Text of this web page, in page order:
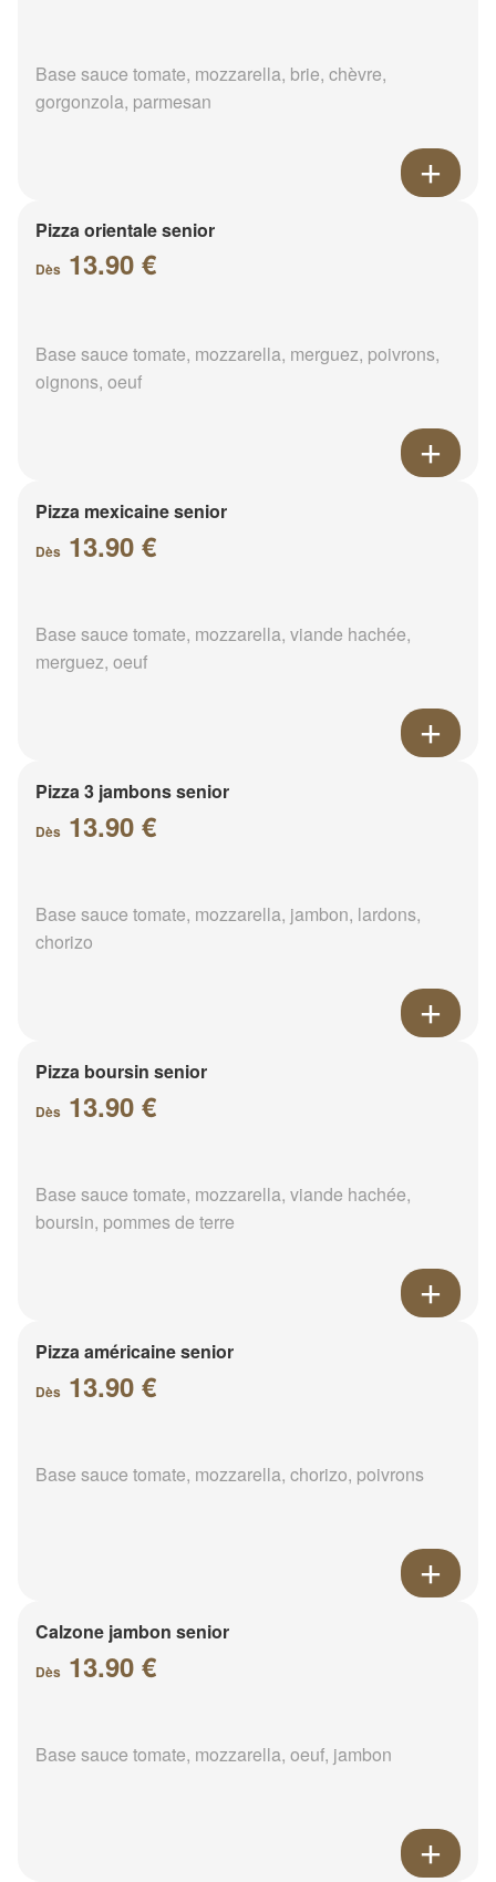
Base sauce tomate, mozzarella, brie, chèvre,
gorgonzola, parmesan
Pizza orientale senior
Dès 13.90 €
Base sauce tomate, mozzarella, merguez, poivrons,
oignons, oeuf
Pizza mexicaine senior
Dès 13.90 €
Base sauce tomate, mozzarella, viande hachée,
merguez, oeuf
Pizza 3 jambons senior
Dès 13.90 €
Base sauce tomate, mozzarella, jambon, lardons,
chorizo
Pizza boursin senior
Dès 13.90 €
Base sauce tomate, mozzarella, viande hachée,
boursin, pommes de terre
Pizza américaine senior
Dès 13.90 €
Base sauce tomate, mozzarella, chorizo, poivrons
Calzone jambon senior
Dès 13.90 €
Base sauce tomate, mozzarella, oeuf, jambon